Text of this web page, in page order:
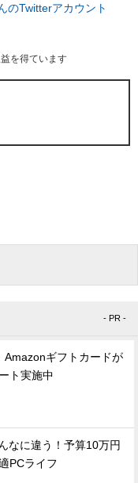
のTwitterアカウント
を得ています
- PR -
Amazonギフトカードが
ト実施中
なに違う！予算10万円
PCライフ